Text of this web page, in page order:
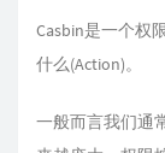
Casbin是一个权
什么(Action)。
一般而言我们通